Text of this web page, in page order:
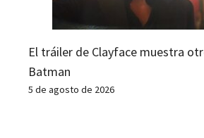
El tráiler de Clayface muestra
Batman
5 de agosto de 2026